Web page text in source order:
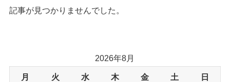
記事が見つかりませんでした。
2026年8月
月 火 水 木 金 土 日